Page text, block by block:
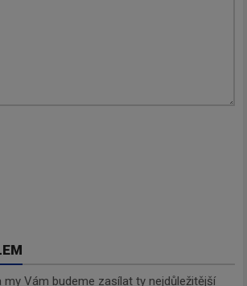
my Vám budeme zasílat ty nejdůležitější